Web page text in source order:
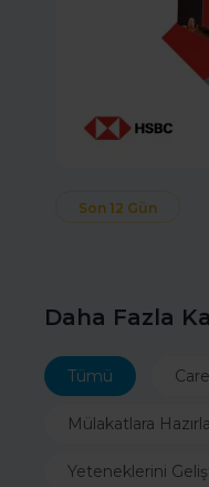
Son 12 Gün
Daha Fazla
Tümü
Mülakatlara
Yeteneklerini